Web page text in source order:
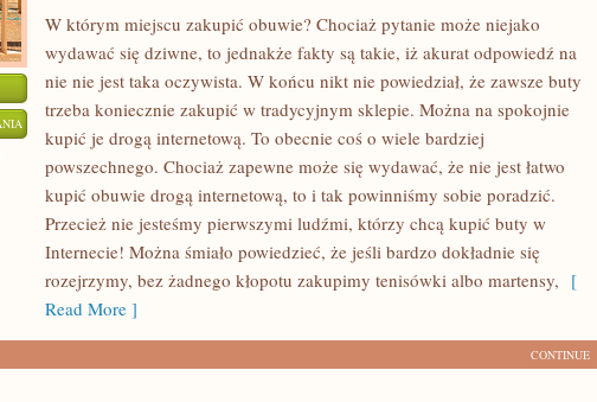
SPOSÓB
BUTY
W którym miejscu zakupić obuwie? Chociaż pytanie może niejako
wydawać się dziwne, to jednakże fakty są takie, iż akurat odpowiedź na
nie nie jest taka oczywista. W końcu nikt nie powiedział, że zawsze buty
trzeba koniecznie zakupić w tradycyjnym sklepie. Można na spokojnie
kupić je drogą internetową. To obecnie coś o wiele bardziej
powszechnego. Chociaż zapewne może się wydawać, że nie jest łatwo
kupić obuwie drogą internetową, to i tak powinniśmy sobie poradzić.
Przecież nie jesteśmy pierwszymi ludźmi, którzy chcą kupić buty w
Internecie! Można śmiało powiedzieć, że jeśli bardzo dokładnie się
rozejrzymy, bez żadnego kłopotu zakupimy tenisówki albo martensy, [
Read More ]
CONTINUE